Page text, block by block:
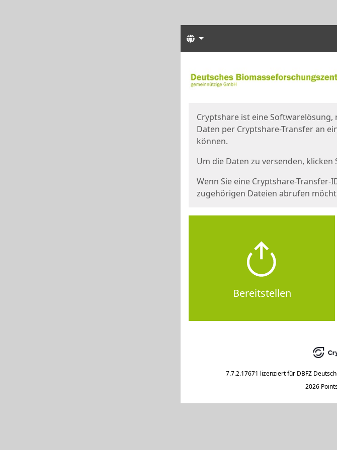
Sprachen
Cryptshare ist eine Softwarelösung,
Daten per Cryptshare-Transfer an
können.
Um die Daten zu versenden, klicken
Wenn Sie eine Cryptshare-
zugehörigen Dateien abrufen
Bereitstellen
7.7.2.17671 lizenziert für DBFZ
2026